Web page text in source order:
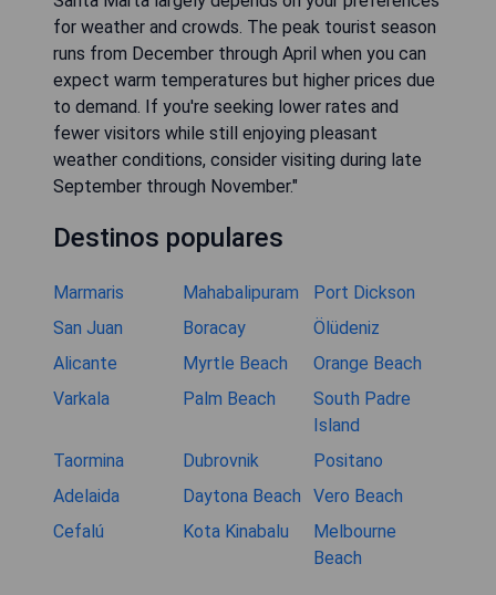
for weather and crowds. The peak tourist season
runs from December through April when you can
expect warm temperatures but higher prices due
to demand. If you're seeking lower rates and
fewer visitors while still enjoying pleasant
weather conditions, consider visiting during late
September through November."
Destinos populares
Marmaris Mahabalipuram
Port Dickson
San Juan
Boracay
Ölüdeniz
Alicante
Myrtle Beach
Orange Beach
Varkala
Palm Beach
South Padre
Island
Taormina
Dubrovnik
Positano
Adelaida
Daytona Beach
Vero Beach
Cefalú
Kota Kinabalu
Melbourne
Beach